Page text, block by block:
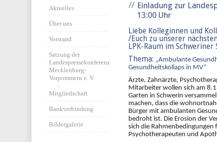
Aktuelles
Über uns
Vorstand
Satzung der
Landespressekonferenz
Mecklenburg-
Vorpommern e. V.
Mitgliedschaft
Bankverbindung
Bildergalerie
Einladung zur
13:00 Uhr
Liebe Kolleginnen und
/Euch zu unserer
LPK-Raum im Schweriner
Thema: „Ambulante
Gesundheitskollaps in MV“
Ärzte, Zahnärzte,
Mitarbeiter wollen sich am
Garten in Schwerin
machen, dass die
Bürger mit ambulanten
bedroht ist. Die Erosion der
sich die Rahmenbedingungen
Psychotherapeuten und